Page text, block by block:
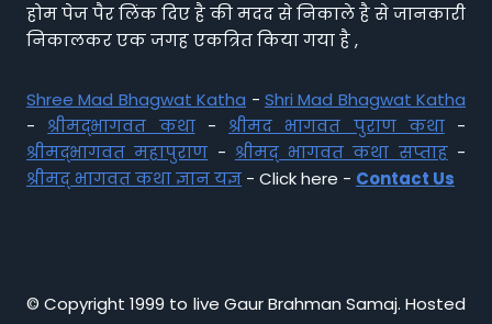
होम पेज पैर लिंक दिए है की मदद से निकाले है से जानकारी
निकालकर एक जगह एकत्रित किया गया है ,
Shree Mad Bhagwat Katha - Shri Mad Bhagwat Katha
- श्रीमद्भागवत कथा- श्रीमद भागवत पुराण कथा-
श्रीमद्भागवत महापुराण - श्रीमद् भागवत कथा सप्ताह-
श्रीमद् भागवत कथा ज्ञान यज्ञ - Click here - Contact Us
© Copyright 1999 to live Gaur Brahman Samaj. Hosted